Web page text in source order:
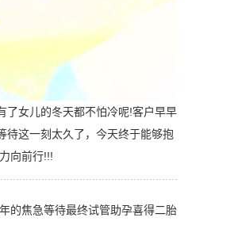
了女儿的冬天都不怕冷呢!客户早早
待这一刻太久了，今天终于能够抱
向前行!!!
的焦急等待最终试管助孕喜得二胎